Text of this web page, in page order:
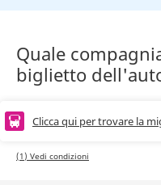
Quale
biglietto
Clicca qui per trovare la
(1) Vedi condizioni